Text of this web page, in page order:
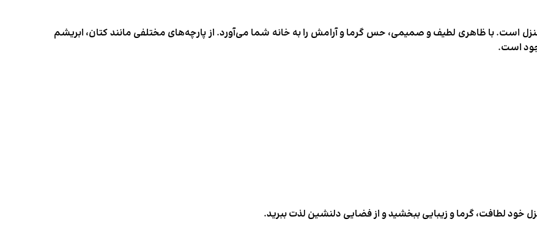
منزل است. با ظاهری لطیف و صمیمی، حس گرما و آرامش را به خانه شما می‌آورد. از پارچه‌های مختلفی مانند کتان، ابریشم
است.
خود لطافت، گرما و زیبایی ببخشید و از فضایی دلنشین لذت ببرید.